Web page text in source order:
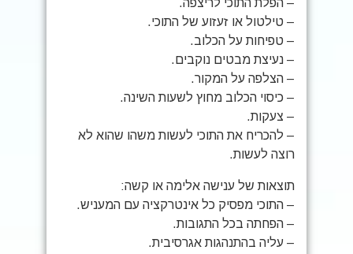
– הפלת התוכי לריצפה.
– טילטול או זעזוע של התוכי.
– טפיחות על הכלוב.
– נעיצת מבטים נוקבים.
– הצלפה על המקור.
– כיסוי הכלוב מחוץ לשעות השינה.
– צעקות.
– להכריח את התוכי לעשות משהו שהוא לא
רוצה לעשות.
תוצאות של ענישה אלימה או קשה:
– התוכי מפסיק כל אינטרקציה עם המעניש.
– הפחתה בכל התגובות.
– עליה בהתנהגות אגרסיבית.